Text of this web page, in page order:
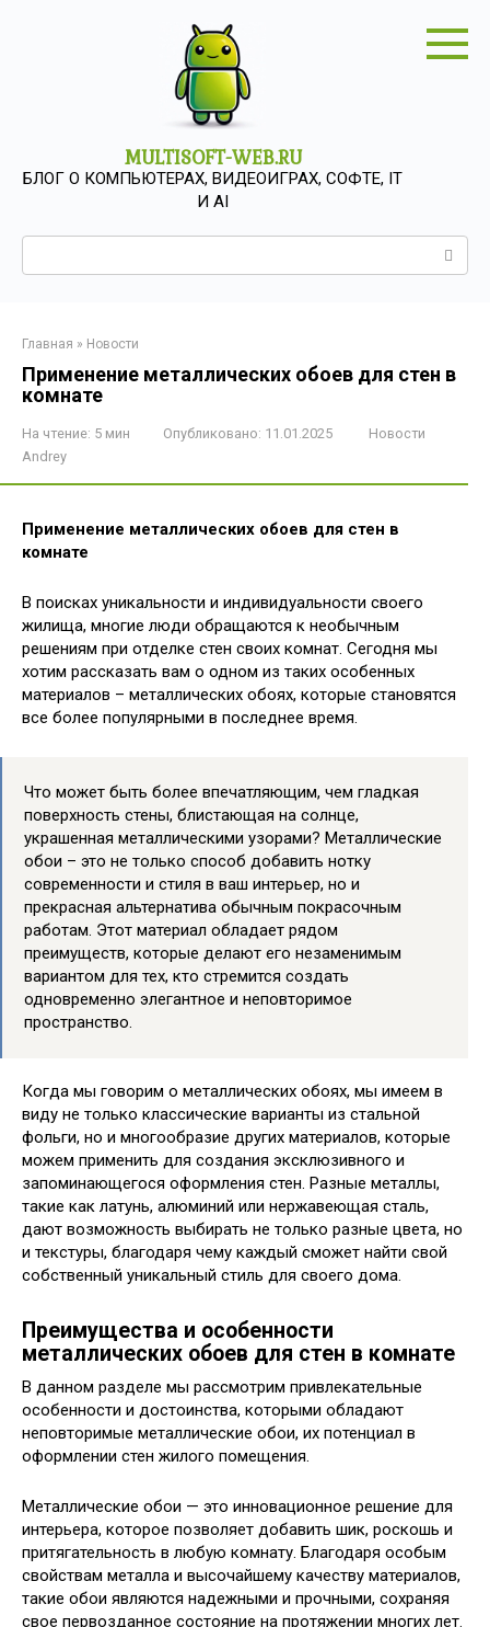
MULTISOFT-WEB.RU
БЛОГ О КОМПЬЮТЕРАХ, ВИДЕОИГРАХ, СОФТЕ, IT
И AI
Главная » Новости
Применение металлических обоев для стен в
комнате
На чтение: 5 мин Опубликовано: 11.01.2025
Новости
Andrey
Применение металлических обоев для стен в
комнате
В поисках уникальности и индивидуальности своего
жилища, многие люди обращаются к необычным
решениям при отделке стен своих комнат. Сегодня мы
хотим рассказать вам о одном из таких особенных
материалов – металлических обоях, которые становятся
все более популярными в последнее время.
Что может быть более впечатляющим, чем гладкая
поверхность стены, блистающая на солнце,
украшенная металлическими узорами? Металлические
обои – это не только способ добавить нотку
современности и стиля в ваш интерьер, но и
прекрасная альтернатива обычным покрасочным
работам. Этот материал обладает рядом
преимуществ, которые делают его незаменимым
вариантом для тех, кто стремится создать
одновременно элегантное и неповторимое
пространство.
Когда мы говорим о металлических обоях, мы имеем в
виду не только классические варианты из стальной
фольги, но и многообразие других материалов, которые
можем применить для создания эксклюзивного и
запоминающегося оформления стен. Разные металлы,
такие как латунь, алюминий или нержавеющая сталь,
дают возможность выбирать не только разные цвета, но
и текстуры, благодаря чему каждый сможет найти свой
собственный уникальный стиль для своего дома.
Преимущества и особенности
металлических обоев для стен в комнате
В данном разделе мы рассмотрим привлекательные
особенности и достоинства, которыми обладают
неповторимые металлические обои, их потенциал в
оформлении стен жилого помещения.
Металлические обои — это инновационное решение для
интерьера, которое позволяет добавить шик, роскошь и
притягательность в любую комнату. Благодаря особым
свойствам металла и высочайшему качеству материалов,
такие обои являются надежными и прочными, сохраняя
свое первозданное состояние на протяжении многих лет.